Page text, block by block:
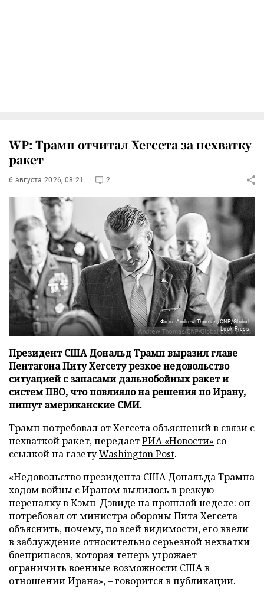
WP: Трамп отчитал Хегсета за нехватку
ракет
6 августа 2026, 08:21 2
Фото: Andrew Thomas/CNP/Global
Look Press
Президент США Дональд Трамп выразил главе
Пентагона Питу Хегсету резкое недовольство
ситуацией с запасами дальнобойных ракет и
систем ПВО, что повлияло на решения по Ирану,
пишут американские СМИ.
Трамп потребовал от Хегсета объяснений в связи с
нехваткой ракет, передаетРИА «Новости» со
ссылкой на газетуWashington Post.
«Недовольство президента США Дональда Трампа
ходом войны с Ираном вылилось в резкую
перепалку в Кэмп-Дэвиде на прошлой неделе: он
потребовал от министра обороны Пита Хегсета
объяснить, почему, по всей видимости, его ввели
в заблуждение относительно серьезной нехватки
боеприпасов, которая теперь угрожает
ограничить военные возможности США в
отношении Ирана», – говорится в публикации.